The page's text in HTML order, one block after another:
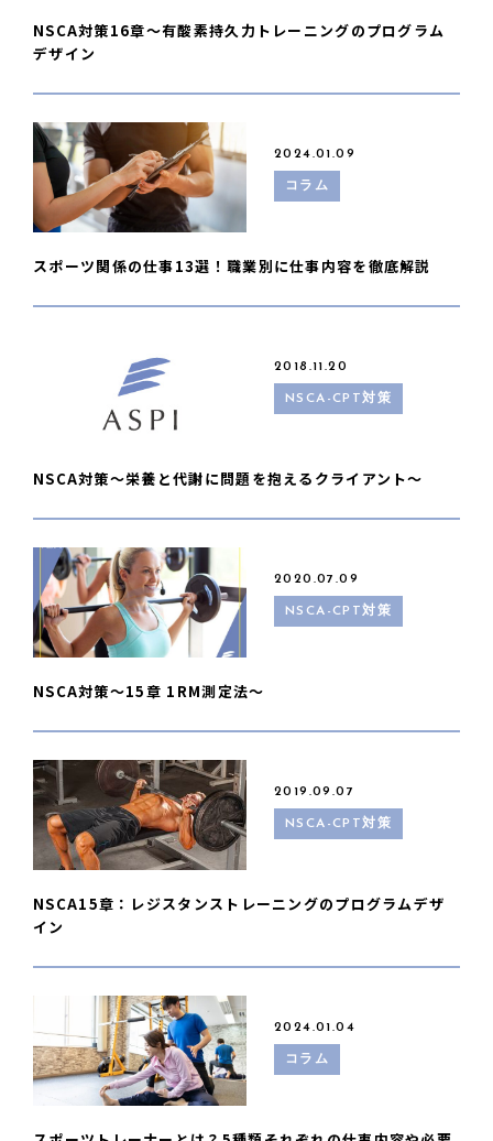
NSCA対策16章〜有酸素持久力トレーニングのプログラム
デザイン
2024.01.09
コラム
スポーツ関係の仕事13選！職業別に仕事内容を徹底解説
2018.11.20
NSCA-CPT対策
NSCA対策〜栄養と代謝に問題を抱えるクライアント〜
2020.07.09
NSCA-CPT対策
NSCA対策〜15章 1RM測定法〜
2019.09.07
NSCA-CPT対策
NSCA15章：レジスタンストレーニングのプログラムデザ
イン
2024.01.04
コラム